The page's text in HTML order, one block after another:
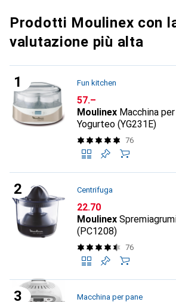
Prodotti Moulinex con
valutazione più alta
Fun kitchen
CHF
57.–
Moulinex Macchina
Yogurteo (YG231E)
76
Centrifuga
CHF
22.70
Moulinex
(PC1208)
76
Macchina per pane